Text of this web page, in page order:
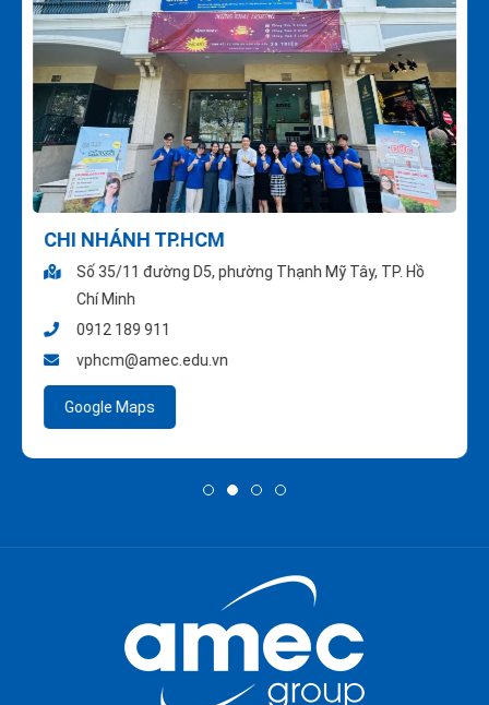
CHI NHÁNH TP.HCM
Số 35/11 đường D5, phường Thạnh Mỹ Tây, TP. Hồ
Chí Minh
0912 189 911
vphcm@amec.edu.vn
Google Maps